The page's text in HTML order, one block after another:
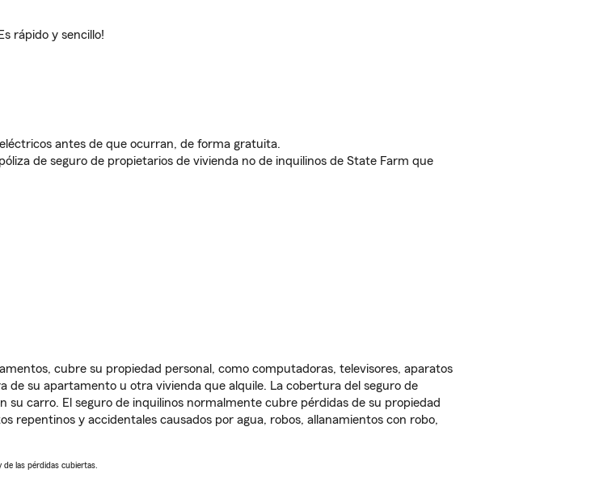
rápido y sencillo!
antes de que ocurran, de forma gratuita.
de seguro de propietarios de vivienda no de inquilinos de State Farm que
cubre su propiedad personal, como computadoras, televisores, aparatos
su apartamento u otra vivienda que alquile. La cobertura del seguro de
su carro. El seguro de inquilinos normalmente cubre pérdidas de su propiedad
repentinos y accidentales causados por agua, robos, allanamientos con robo,
las pérdidas cubiertas.